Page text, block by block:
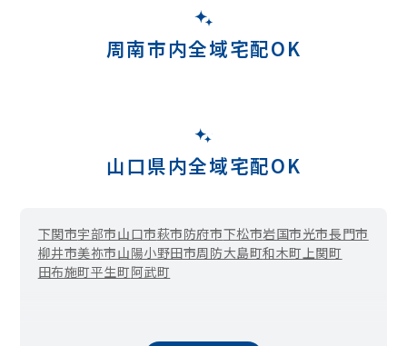
周南市内全域宅配OK
山口県内全域宅配OK
下関市宇部市山口市萩市防府市下松市岩国市光市長門市
柳井市美祢市山陽小野田市周防大島町和木町 上関町
田布施町平生町阿武町